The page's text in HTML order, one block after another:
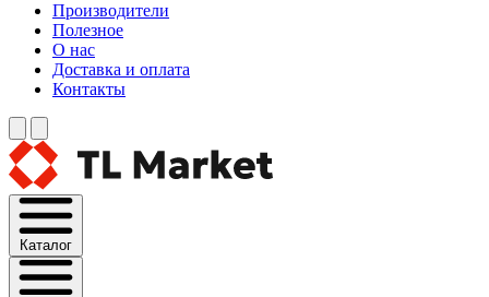
Производители
Полезное
О нас
Доставка и оплата
Контакты
Каталог